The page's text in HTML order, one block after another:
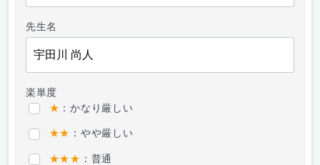
先生名
楽単度
★ ：かなり厳しい
★★ ：やや厳しい
★★★ ：普通